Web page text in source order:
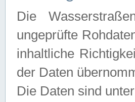
Die
ungeprüfte
inhaltliche
der Daten
Die Daten sind